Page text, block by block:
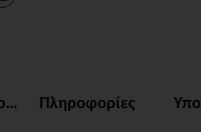
Στοιχεία Επικοινωνίας Πληροφορίες